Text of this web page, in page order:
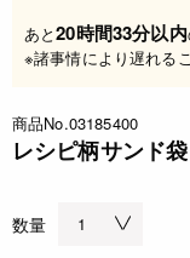
あと20時間33分以内
※諸事情により遅れる
商品No.03185400
レシピ柄サンド
数量